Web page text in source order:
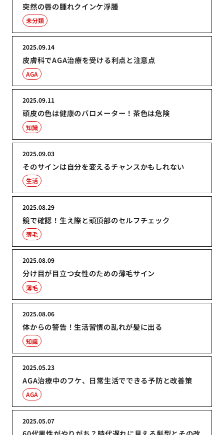
突然の唇の腫れクインケ浮腫
未分類
皮膚科でAGA治療を受ける利点と注意点
2025.09.14
AGA
頭皮の色は健康のバロメーター！茶色は危険
2025.09.11
知識
そのサインは自分を変えるチャンスかもしれない
2025.09.03
生活
鏡で確認！生え際と頭頂部のセルフチェック
2025.08.29
薄毛
分け目が目立つ女性のための薄毛サイン
2025.08.09
薄毛
体からの警告！生活習慣の乱れが髪に出る
2025.08.06
知識
AGA治療中のフケ、日常生活でできる予防と改善策
2025.05.23
AGA
2025.05.07